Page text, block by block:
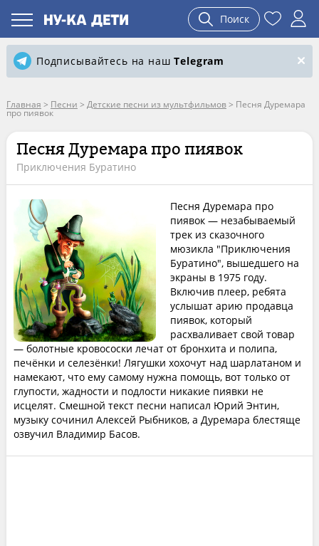
Поиск
Подписывайтесь на нашTelegram
Главная > Песни > Детские песни из мультфильмов> Песня Дуремара
про пиявок
Песня Дуремара про пиявок
Приключения Буратино
Песня Дуремара про
пиявок — незабываемый
трек из сказочного
мюзикла "Приключения
Буратино", вышедшего на
экраны в 1975 году.
Включив плеер, ребята
услышат арию продавца
пиявок, который
расхваливает свой товар
— болотные кровососки лечат от бронхита и полипа,
печёнки и селезёнки! Лягушки хохочут над шарлатаном и
намекают, что ему самому нужна помощь, вот только от
глупости, жадности и подлости никакие пиявки не
исцелят. Смешной текст песни написал Юрий Энтин,
музыку сочинил Алексей Рыбников, а Дуремара блестяще
озвучил Владимир Басов.